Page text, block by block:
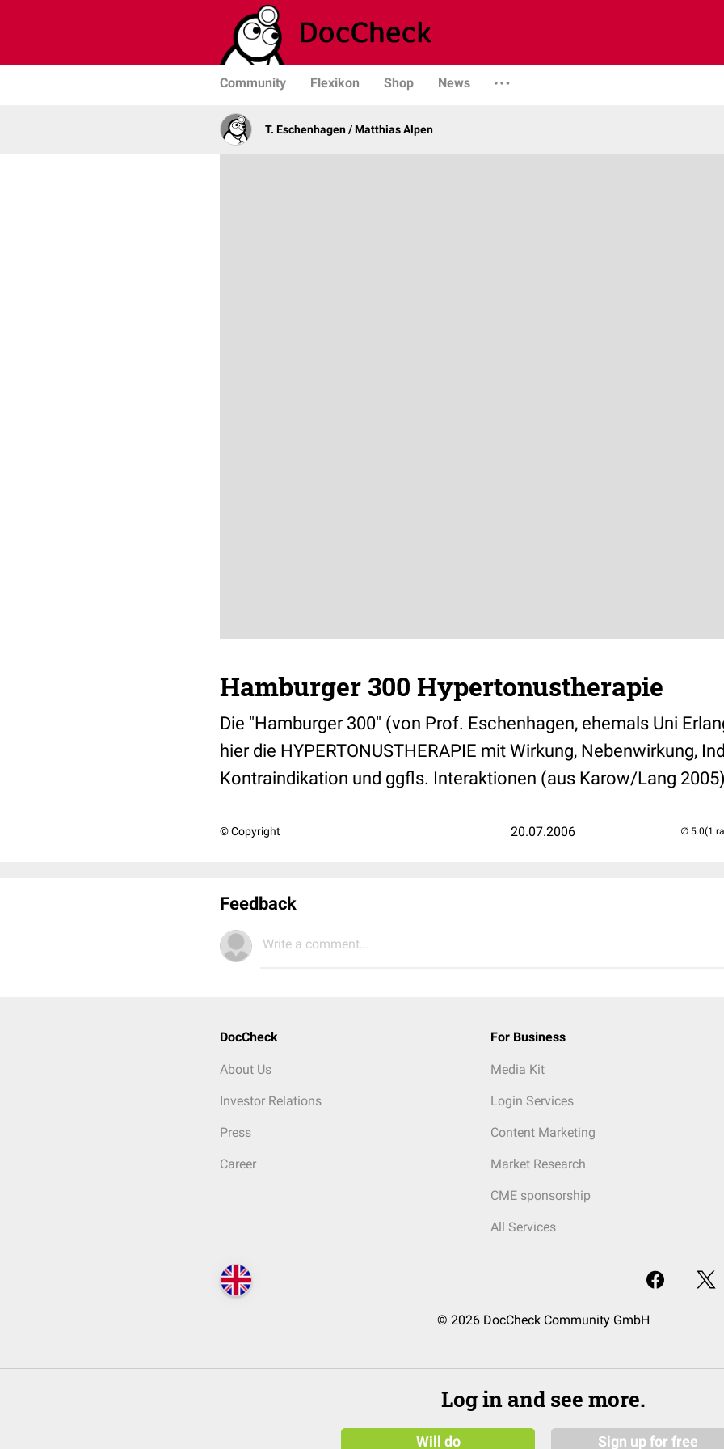
Community Flexikon Shop News
T. Eschenhagen / Matthias Alpen
Hamburger 300 Hypertonustherapie
Die "Hamburger 300" (von Prof. Eschenhagen, ehemals Uni
hier die HYPERTONUSTHERAPIE mit Wirkung, Nebenwirkung,
Kontraindikation und ggfls. Interaktionen (aus Karow/Lang
© Copyright 20.07.2006 (1
Feedback
Write a comment...
DocCheck
About Us
Investor Relations
Press
Career
For Business
Media Kit
Login Services
Content Marketing
Market Research
CME sponsorship
All Services
© 2026 DocCheck Community GmbH
Log in and see more.
Will do Sign up for free